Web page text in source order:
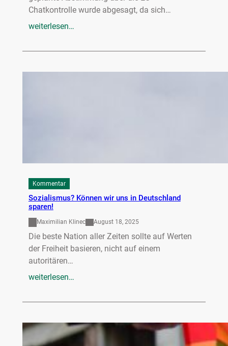
Chatkontrolle wurde abgesagt, da sich…
weiterlesen…
Kommentar
Sozialismus? Können wir uns in Deutschland
sparen!
Maximilian Klinec August 18, 2025
Die beste Nation aller Zeiten sollte auf Werten
der Freiheit basieren, nicht auf einem
autoritären…
weiterlesen…